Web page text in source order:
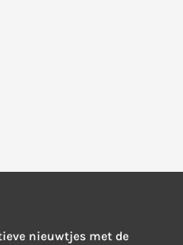
nieuwtjes met de